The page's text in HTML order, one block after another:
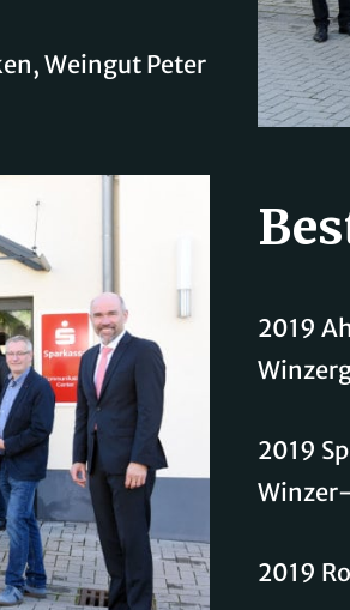
Weingut Peter
2019
2019
2019